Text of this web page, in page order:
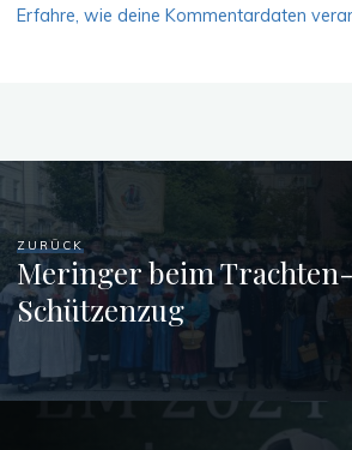
Erfahre, wie deine Kommentardaten
ZURÜCK
Meringer beim
Schützenzug